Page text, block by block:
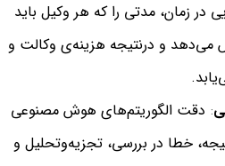
در زمان، مدتی را که هر وکیل باید
می‌دهد و درنتیجه هزینه‌ی وکالت و
: دقت الگوریتم‌های هوش مصنوعی
خطا در بررسی، تجزیه‌و‌تحلیل و